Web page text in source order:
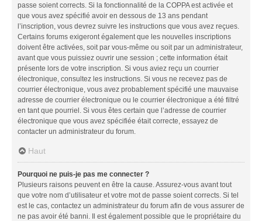
passe soient corrects. Si la fonctionnalité de la COPPA est activée et
que vous avez spécifié avoir en dessous de 13 ans pendant
l’inscription, vous devrez suivre les instructions que vous avez reçues.
Certains forums exigeront également que les nouvelles inscriptions
doivent être activées, soit par vous-même ou soit par un administrateur,
avant que vous puissiez ouvrir une session ; cette information était
présente lors de votre inscription. Si vous aviez reçu un courrier
électronique, consultez les instructions. Si vous ne recevez pas de
courrier électronique, vous avez probablement spécifié une mauvaise
adresse de courrier électronique ou le courrier électronique a été filtré
en tant que pourriel. Si vous êtes certain que l’adresse de courrier
électronique que vous avez spécifiée était correcte, essayez de
contacter un administrateur du forum.
Haut
Pourquoi ne puis-je pas me connecter ?
Plusieurs raisons peuvent en être la cause. Assurez-vous avant tout
que votre nom d’utilisateur et votre mot de passe soient corrects. Si tel
est le cas, contactez un administrateur du forum afin de vous assurer de
ne pas avoir été banni. Il est également possible que le propriétaire du